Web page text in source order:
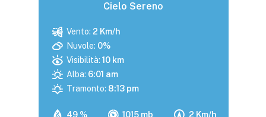
Cielo Sereno
49 % 1015 mb 2 Km/h
Vento: 2 Km/h
Nuvole: 0%
Visibilità: 10 km
Alba: 6:01 am
Tramonto: 8:13 pm